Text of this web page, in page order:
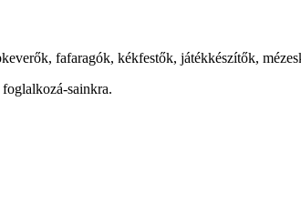
fafaragók, kékfestők, játékkészítők,
sainkra.